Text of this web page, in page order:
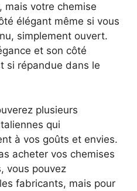
mais votre chemise
élégant même si vous
simplement ouvert.
et son côté
si répandue dans le
plusieurs
qui
à vos goûts et envies.
acheter vos chemises
vous pouvez
fabricants, mais pour